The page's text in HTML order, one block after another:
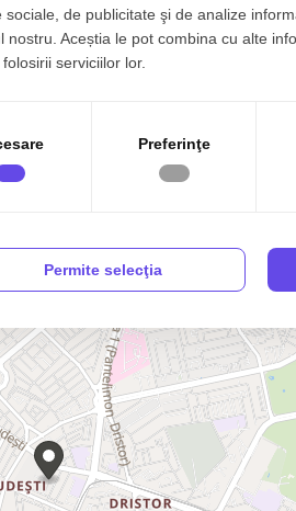
Aer conditionat
Gresie
Complet mobilat
sociale, de publicitate şi de analize
nostru. Aceștia le pot combina cu alte
serviciilor lor.
Preferinţe
Permite selecţia